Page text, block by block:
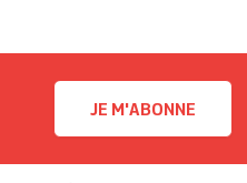
JE M'ABONNE